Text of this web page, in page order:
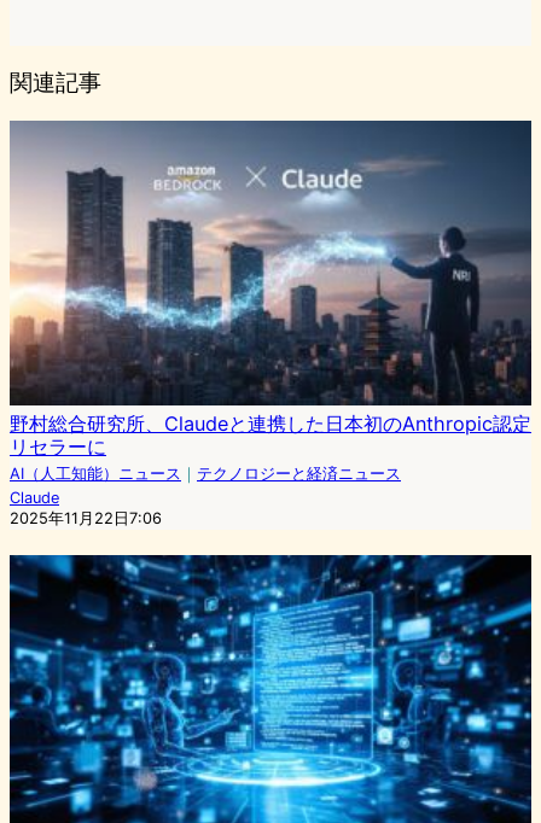
関連記事
野村総合研究所、Claudeと連携した日本初のAnthropic認定
リセラーに
AI（人工知能）ニュース ｜ テクノロジーと経済ニュース
Claude
2025年11月22日7:06